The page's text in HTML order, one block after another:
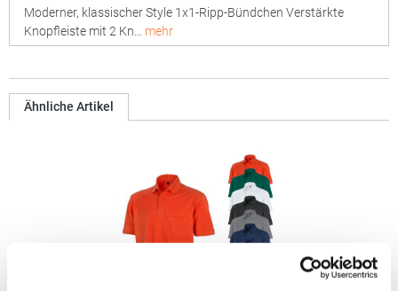
Moderner, klassischer Style 1x1-Ripp-Bündchen Verstärkte
Knopfleiste mit 2 Kn… mehr
Ähnliche Artikel